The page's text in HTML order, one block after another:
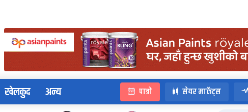
खेलकुद अन्य पात्रो सेयर मार्केट्स